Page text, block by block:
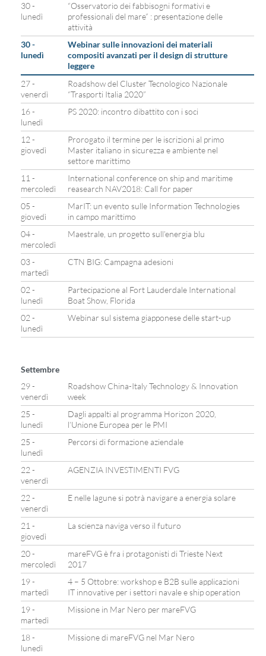
30 -
lunedì
“Osservatorio dei fabbisogni formativi e
professionali del mare” : presentazione delle
attività
30 -
lunedì
Webinar sulle innovazioni dei materiali
compositi avanzati per il design di strutture
leggere
27 -
venerdì
Roadshow del Cluster Tecnologico Nazionale
“Trasporti Italia 2020”
16 -
lunedì
PS 2020: incontro dibattito con i soci
12 -
giovedì
Prorogato il termine per le iscrizioni al primo
Master italiano in sicurezza e ambiente nel
settore marittimo
11 -
mercoledì
International conference on ship and maritime
reasearch NAV2018: Call for paper
05 -
giovedì
MarIT: un evento sulle Information Technologies
in campo marittimo
04 -
mercoledì
Maestrale, un progetto sull’energia blu
03 -
martedì
CTN BIG: Campagna adesioni
02 -
lunedì
Partecipazione al Fort Lauderdale International
Boat Show, Florida
02 -
lunedì
Webinar sul sistema giapponese delle start-up
Settembre
29 -
venerdì
Roadshow China-Italy Technology & Innovation
week
25 -
lunedì
Dagli appalti al programma Horizon 2020,
l’Unione Europea per le PMI
25 -
lunedì
Percorsi di formazione aziendale
22 -
venerdì
AGENZIA INVESTIMENTI FVG
22 -
venerdì
E nelle lagune si potrà navigare a energia solare
21 -
giovedì
La scienza naviga verso il futuro
20 -
mercoledì
mareFVG è fra i protagonisti di Trieste Next
2017
19 -
martedì
4 – 5 Ottobre: workshop e B2B sulle applicazioni
IT innovative per i settori navale e ship operation
19 -
martedì
Missione in Mar Nero per mareFVG
18 -
lunedì
Missione di mareFVG nel Mar Nero